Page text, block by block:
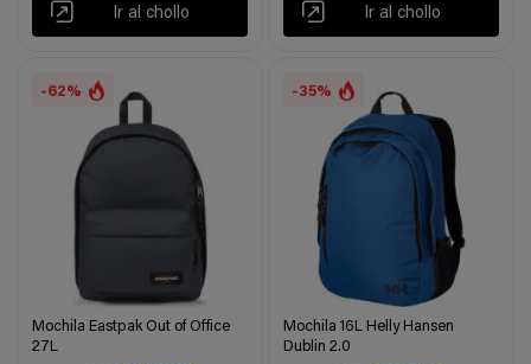
Ir al chollo Ir al chollo
-62%
Mochila Eastpak Out of Office
27L
-35%
Mochila 16L Helly Hansen
Dublin 2.0